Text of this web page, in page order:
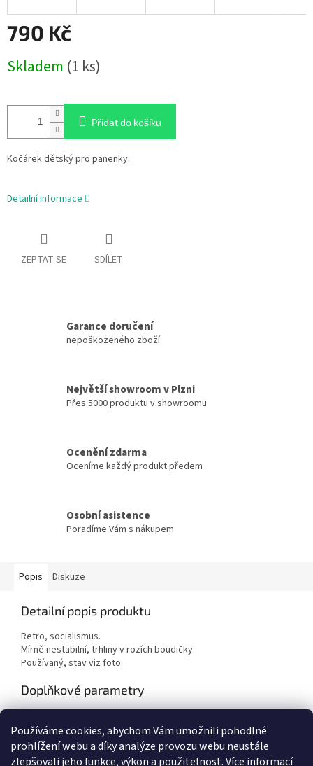
Používáme cookies, abychom Vám umožnili pohodlné
prohlížení webu a díky analýze provozu webu neustále
zlepšovali jeho funkce, výkon a použitelnost.Více informací
790 Kč
cena:
Skladem (1 ks)
Přidat do košíku
Kočárek dětský pro panenky.
Detailní informace
ZEPTAT SE SDÍLET
Garance doručení
nepoškozeného zboží
Největší showroom v Plzni
Přes 5000 produktu v showroomu
Ocenění zdarma
Oceníme každý produkt předem
Osobní asistence
Poradíme Vám s nákupem
Popis Diskuze
Detailní popis produktu
Retro, socialismus.
Mírně nestabilní, trhliny v rozích boudičky.
Používaný, stav viz foto.
Doplňkové parametry
Hmotnost: 1 kg